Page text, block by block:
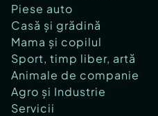
Piese auto
Casă și grădină
Mama și copilul
Sport, timp liber, artă
Animale de companie
Agro și Industrie
Servicii